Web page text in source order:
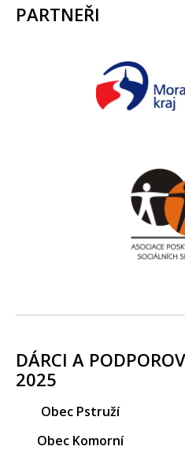
PARTNEŘI
DÁRCI A
2025
Obec Pstruží
Obec Komorní